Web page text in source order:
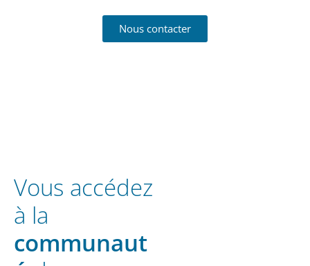
Nous contacter
Vous accédez
à la
communaut